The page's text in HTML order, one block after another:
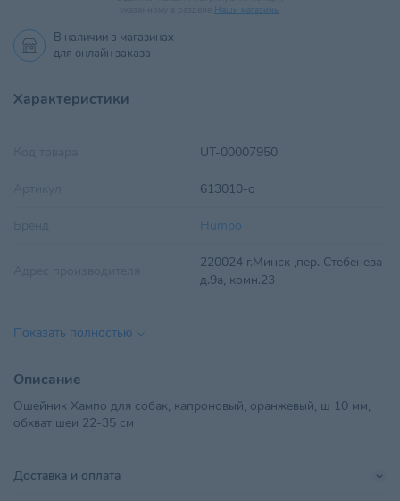
Наши магазины.
В наличии в магазинах
для онлайн заказа
Характеристики
UT-00007950
613010-о
Humpo
220024 г.Минск ,пер. Стебенева
д.9а, комн.23
Импортер в РБ
Материал
Поставщик Гербик
Страна происхождения
Показать полностью
Описание
Ошейник Хампо для собак, капроновый, оранжевый, ш 10 мм,
обхват шеи 22-35 см
Доставка и оплата